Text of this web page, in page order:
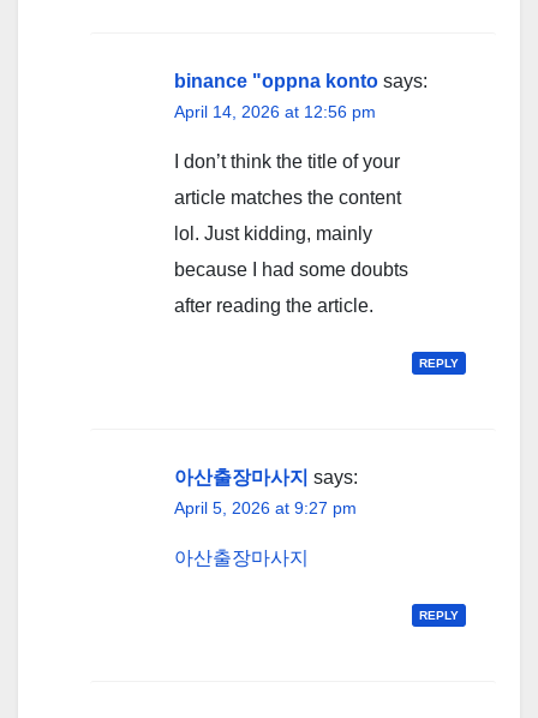
binance "oppna konto says:
April 14, 2026 at 12:56 pm
I don’t think the title of your
article matches the content
lol. Just kidding, mainly
because I had some doubts
after reading the article.
REPLY
아산출장마사지 says:
April 5, 2026 at 9:27 pm
아산출장마사지
REPLY